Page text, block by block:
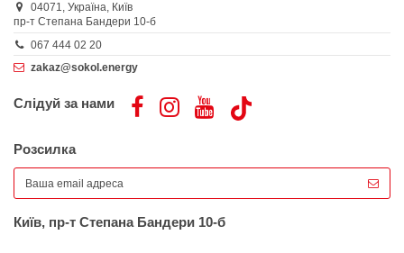
04071, Україна, Київ
пр-т Степана Бандери 10-б
067 444 02 20
zakaz@sokol.energy
Слідуй за нами
Розсилка
Київ, пр-т Степана Бандери 10-б